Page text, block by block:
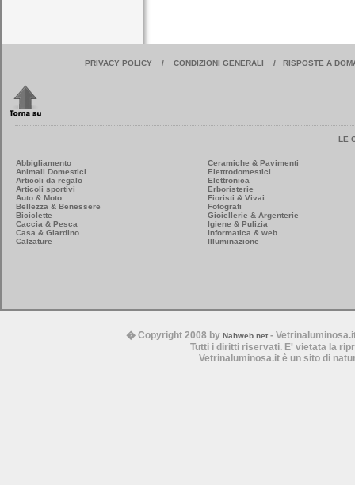
PRIVACY POLICY / CONDIZIONI GENERALI / RISPOSTE A
LE
Abbigliamento
Animali Domestici
Articoli da regalo
Articoli sportivi
Auto & Moto
Bellezza & Benessere
Biciclette
Caccia & Pesca
Casa & Giardino
Calzature
Ceramiche & Pavimenti
Elettrodomestici
Elettronica
Erboristerie
Fioristi & Vivai
Fotografi
Gioiellerie & Argenterie
Igiene & Pulizia
Informatica & web
Illuminazione
� Copyright 2008 by Nahweb.net-
Tutti i diritti riservati. E' vietata la
Vetrinaluminosa.it è un sito di